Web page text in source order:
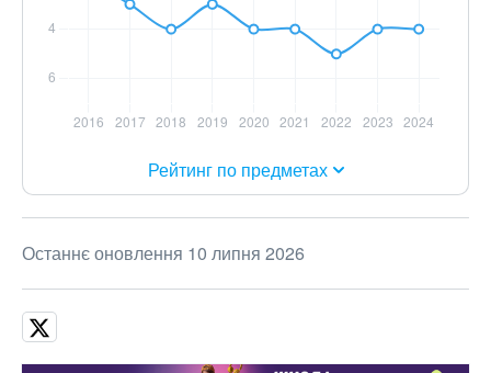
Рейтинг по предметах
Останнє оновлення 10 липня 2026